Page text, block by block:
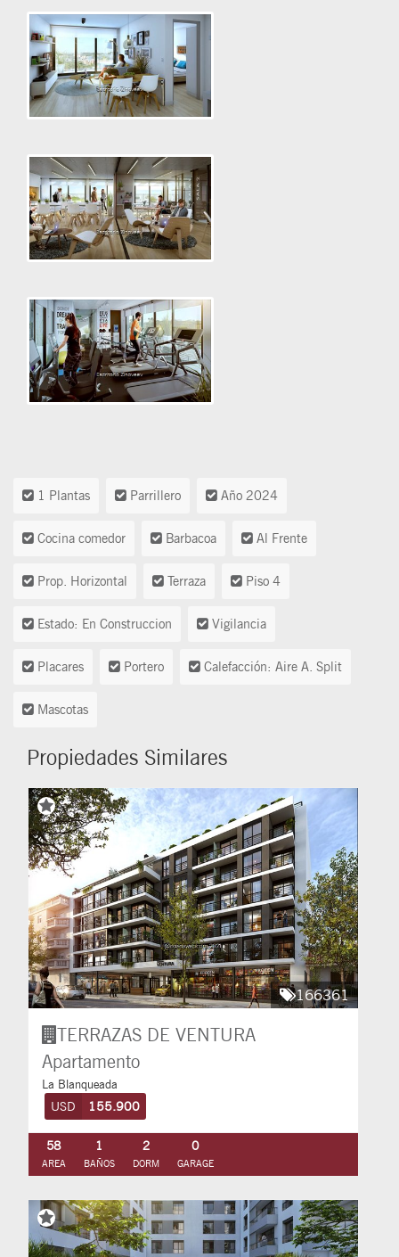
1 Plantas Parrillero Año 2024
Cocina comedor Barbacoa Al Frente
Prop. Horizontal Terraza Piso 4
Estado: En Construccion Vigilancia
Placares Portero Calefacción: Aire A. Split
Mascotas
Propiedades Similares
166361
TERRAZAS DE VENTURA
Apartamento
La Blanqueada
USD 155.900
58
AREA
1
BAÑOS
2
DORM
0
GARAGE